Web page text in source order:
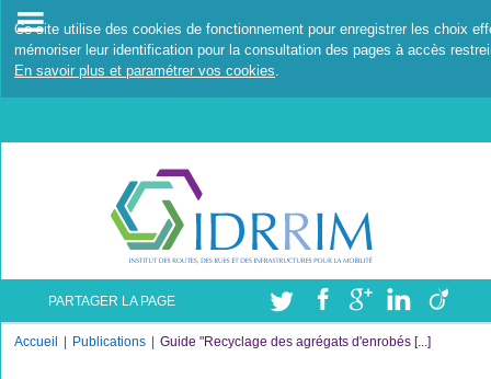
Ce site utilise des cookies de fonctionnement pour enregistrer les choix
mémoriser leur identification pour la consultation des pages à accès
En savoir plus et paramétrer vos cookies
PARTAGER LA PAGE
Accueil Publications Guide "Recyclage des agrégats d'enrobés [...]